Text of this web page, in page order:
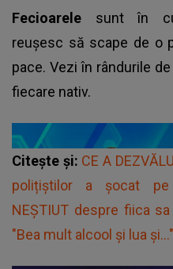
Fecioarele sunt în
reușesc să scape de o
pace. Vezi în rândurile
fiecare nativ.
Citește și: CE A
polițiștilor a șocat pe
NEȘTIUT despre fiica sa
"Bea mult alcool și lua și..."